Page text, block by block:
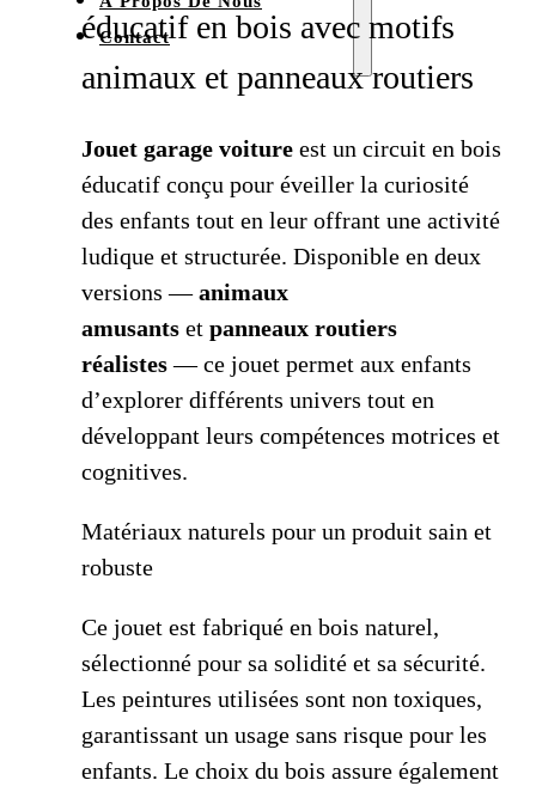
Contact
éducatif en bois avec motifs
animaux et panneaux routiers
Jouet garage voiture est un circuit en bois
éducatif conçu pour éveiller la curiosité
des enfants tout en leur offrant une activité
ludique et structurée. Disponible en deux
versions —animaux
amusants et panneaux routiers
réalistes— ce jouet permet aux enfants
d’explorer différents univers tout en
développant leurs compétences motrices et
cognitives.
Matériaux naturels pour un produit sain et
robuste
Ce jouet est fabriqué en bois naturel,
sélectionné pour sa solidité et sa sécurité.
Les peintures utilisées sont non toxiques,
garantissant un usage sans risque pour les
enfants. Le choix du bois assure également